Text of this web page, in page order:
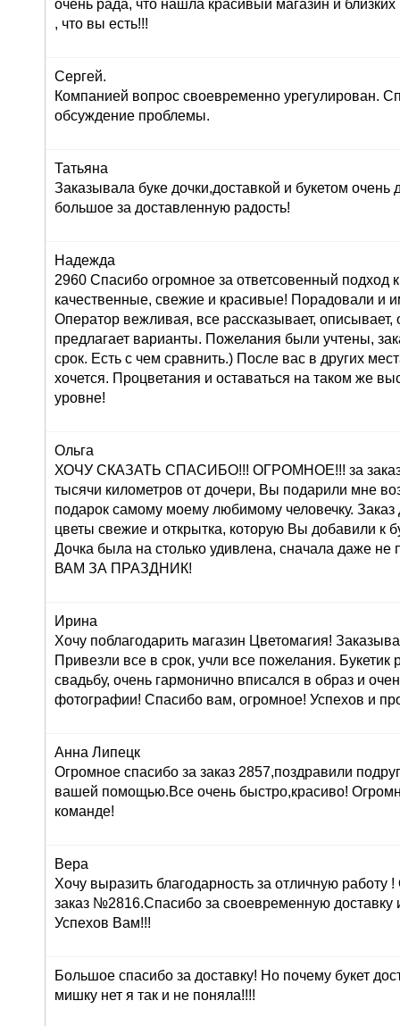
очень рада, что нашла красивый магазин и
, что вы есть!!!
Сергей.
Компанией вопрос своевременно урегулирован.
обсуждение проблемы.
Татьяна
Заказывала буке дочки,доставкой и букетом
большое за доставленную радость!
Надежда
2960 Спасибо огромное за ответсовенный подход
качественные, свежие и красивые! Порадовали и
Оператор вежливая, все рассказывает, описывает,
предлагает варианты. Пожелания были учтены,
срок. Есть с чем сравнить.) После вас в других
хочется. Процветания и оставаться на таком же
уровне!
Ольга
ХОЧУ СКАЗАТЬ СПАСИБО!!! ОГРОМНОЕ!!! за заказ
тысячи километров от дочери, Вы подарили мне
подарок самому моему любимому человечку.
цветы свежие и открытка, которую Вы добавили к
Дочка была на столько удивлена, сначала даже
ВАМ ЗА ПРАЗДНИК!
Ирина
Хочу поблагодарить магазин Цветомагия!
Привезли все в срок, учли все пожелания. Букетик
свадьбу, очень гармонично вписался в образ и
фотографии! Спасибо вам, огромное! Успехов и
Анна Липецк
Огромное спасибо за заказ 2857,поздравили
вашей помощью.Все очень быстро,красиво!
команде!
Вера
Хочу выразить благодарность за отличную
заказ №2816.Спасибо за своевременную
Успехов Вам!!!
Большое спасибо за доставку! Но почему букет
мишку нет я так и не поняла!!!!